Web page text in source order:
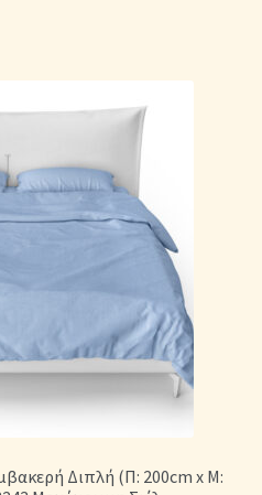
Διπλή (Π: 200cm x Μ: